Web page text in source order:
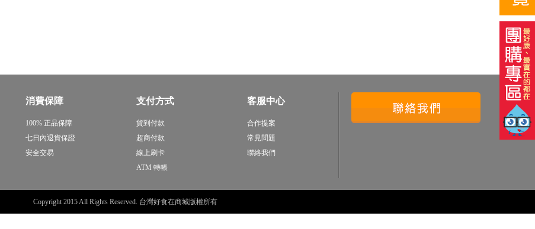
消費保障
100% 正品保障
七日內退貨保證
安全交易
支付方式
貨到付款
超商付款
線上刷卡
ATM 轉帳
客服中心
合作提案
常見問題
聯絡我們
Copyright 2015 All Rights Reserved. 台灣好食在商城版權所有